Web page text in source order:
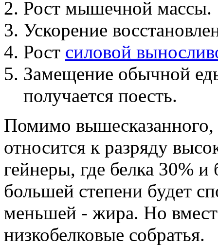
Рост мышечной массы.
Ускорение
Рост силовой
Замещение обычной
получается поесть.
Помимо вышесказанного,
относится к разряду
гейнеры, где белка 30% и
большей степени будет
меньшей - жира. Но
низкобелковые собратья.